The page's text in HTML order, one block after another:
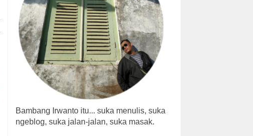
Bambang Irwanto itu... suka menulis, suka
ngeblog, suka jalan-jalan, suka masak.